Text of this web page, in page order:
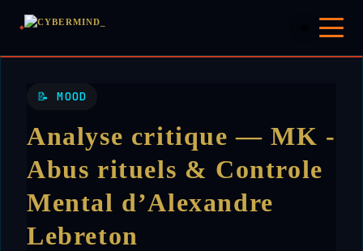
📝 MOOD
Analyse critique — MK -
Abus rituels & Controle
Mental d’Alexandre
Lebreton